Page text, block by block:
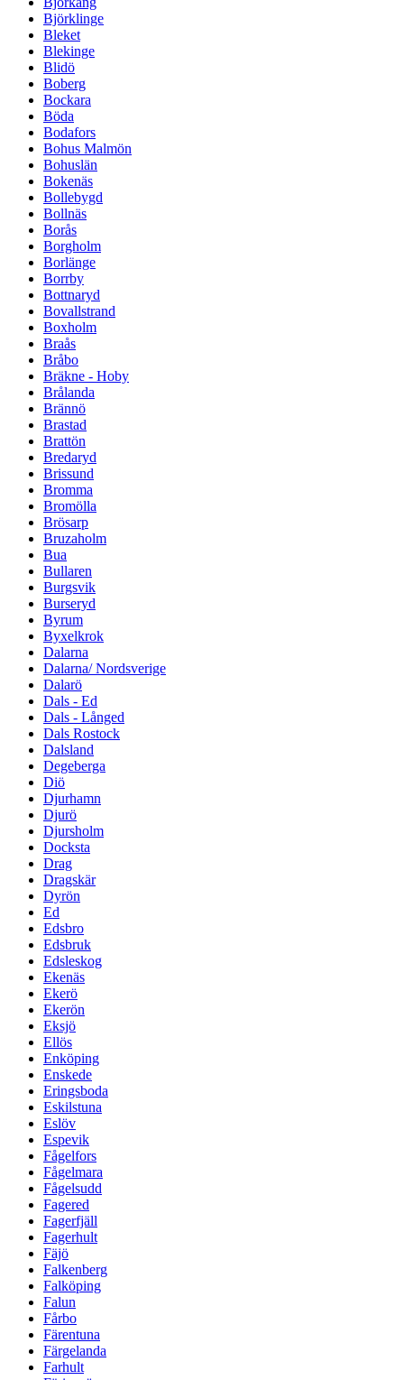
Björklinge
Bleket
Blekinge
Blidö
Boberg
Bockara
Böda
Bodafors
Bohus Malmön
Bohuslän
Bokenäs
Bollebygd
Bollnäs
Borås
Borgholm
Borlänge
Borrby
Bottnaryd
Bovallstrand
Boxholm
Braås
Bråbo
Bräkne - Hoby
Brålanda
Brännö
Brastad
Brattön
Bredaryd
Brissund
Bromma
Bromölla
Brösarp
Bruzaholm
Bua
Bullaren
Burgsvik
Burseryd
Byrum
Byxelkrok
Dalarna
Dalarna/ Nordsverige
Dalarö
Dals - Ed
Dals - Långed
Dals Rostock
Dalsland
Degeberga
Diö
Djurhamn
Djurö
Djursholm
Docksta
Drag
Dragskär
Dyrön
Ed
Edsbro
Edsbruk
Edsleskog
Ekenäs
Ekerö
Ekerön
Eksjö
Ellös
Enköping
Enskede
Eringsboda
Eskilstuna
Eslöv
Espevik
Fågelfors
Fågelmara
Fågelsudd
Fagered
Fagerfjäll
Fagerhult
Fäjö
Falkenberg
Falköping
Falun
Fårbo
Färentuna
Färgelanda
Farhult